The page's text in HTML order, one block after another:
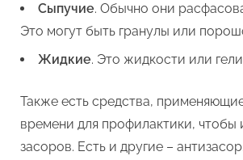
Сыпучие. Обычно они
Это могут быть гранулы или
Жидкие. Это жидкости или
Также есть средства,
времени для профилактики, чтобы
засоров. Есть и другие –